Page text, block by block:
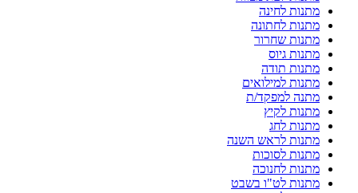
מתנות לחינה
מתנות לחתונה
מתנות שחרור
מתנות גיוס
מתנות תודה
מתנות למילואים
מתנה למפקד/ת
מתנות לקיץ
מתנות לחג
מתנות לראש השנה
מתנות לסוכות
מתנות לחנוכה
מתנות לט"ו בשבט